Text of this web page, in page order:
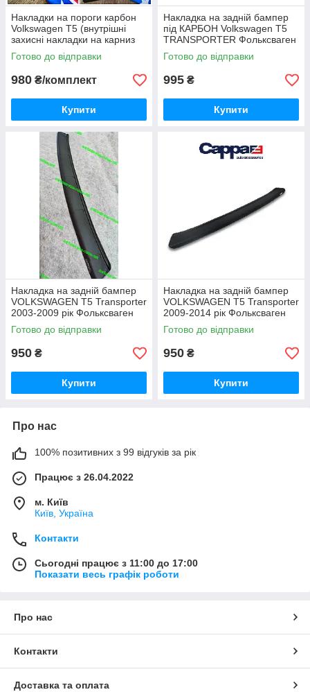
Накладки на пороги карбон
Volkswagen T5 (внутрішні
захисні накладки на карниз
фольксваген т5 вольксваген)
Готово до відправки
980 ₴/комплект
Купити
Накладка на задній бампер
під КАРБОН Volkswagen Т5
TRANSPORTER Фольксваген
Транспортер нержавійка з
загибом
Готово до відправки
995 ₴
Купити
Накладка на задній бампер
VOLKSWAGEN T5 Transporter
2003-2009 рік Фольксваген
Т5 Транспортер ABS матовий
пластик Cappa Туреччина
Готово до відправки
950 ₴
Купити
Накладка на задній бампер
VOLKSWAGEN T5 Transporter
2009-2014 рік Фольксваген
Т5 Транспортер ABS матовий
пластик Cappa Туреччина
Готово до відправки
950 ₴
Купити
Про нас
100% позитивних з 99 відгуків за рік
Працює з 26.04.2022
м. Київ
Київ, Україна
Контакти
Сьогодні працює з 11:00 до 17:00
Показати весь графік роботи
Про нас
Контакти
Доставка та оплата